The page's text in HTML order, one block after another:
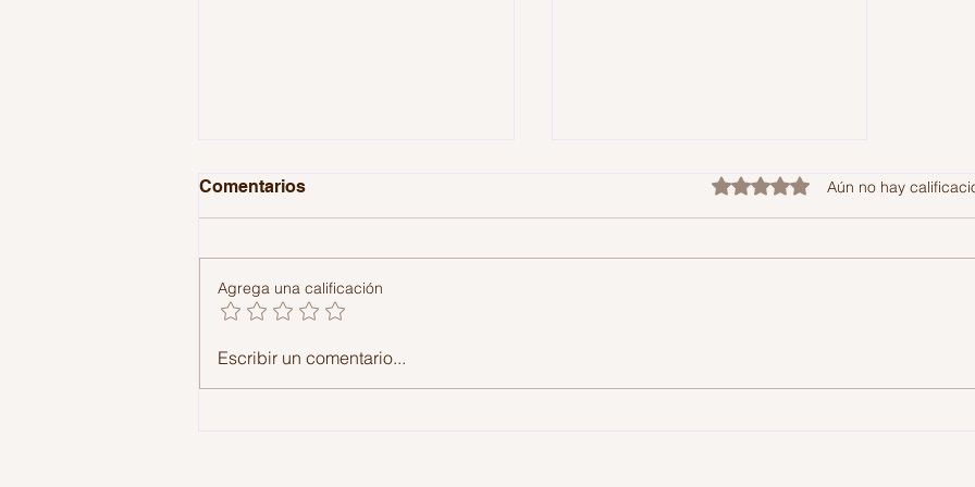
El culto a La insoportable
Comentarios Obtuvo 0 de 5 estrellas.
Aún no hay
Agrega una calificación
Escribir un comentario...